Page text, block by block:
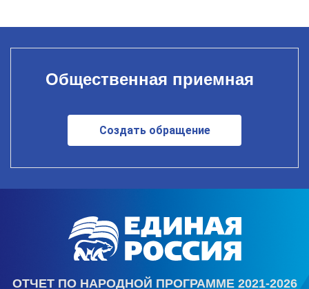
Общественная приемная
Создать обращение
ОТЧЕТ ПО НАРОДНОЙ ПРОГРАММЕ 2021-2026